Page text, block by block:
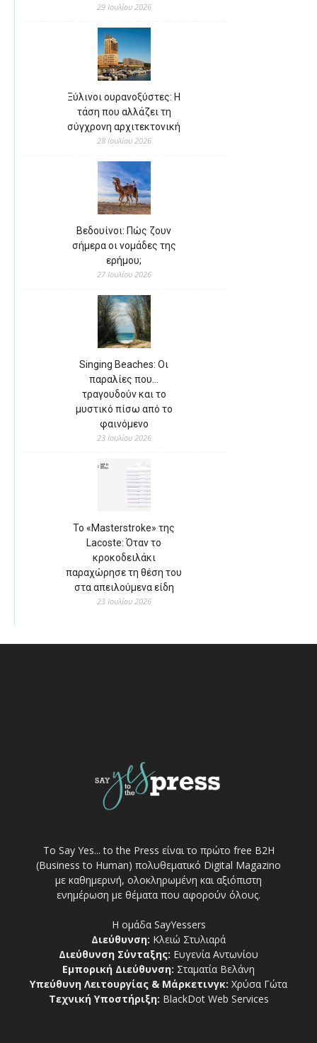
29 Ιουλίου 2026
Ξύλινοι ουρανοξύστες: Η
τάση που αλλάζει τη
σύγχρονη αρχιτεκτονική
28 Ιουλίου 2026
Βεδουίνοι: Πώς ζουν
σήμερα οι νομάδες της
ερήμου;
27 Ιουλίου 2026
Singing Beaches: Οι
παραλίες που…
τραγουδούν και το
μυστικό πίσω από το
φαινόμενο
23 Ιουλίου 2026
Το «Masterstroke» της
Lacoste: Όταν το
κροκοδειλάκι
παραχώρησε τη θέση του
στα απειλούμενα είδη
23 Ιουλίου 2026
Το Say Yes... to the Press είναι το πρώτο free Β2Η
(Business to Human) πολυθεματικό Digital Magazino
με καθημερινή, ολοκληρωμένη και αξιόπιστη
ενημέρωση με θέματα που αφορούν όλους.
Η ομάδα SayYessers
Διεύθυνση: Κλειώ Στυλιαρά
Διεύθυνση Σύνταξης: Ευγενία Αντωνίου
Εμπορική Διεύθυνση: Σταματία Βελάνη
Υπεύθυνη Λειτουργίας & Μάρκετινγκ: Χρύσα Γώτα
Τεχνική Υποστήριξη: BlackDot Web Services